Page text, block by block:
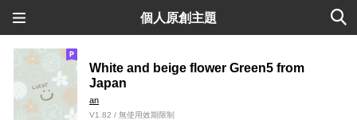
個人原創主題
White and beige flower Green5 from
Japan
an
V1.82 / 無使用效期限制